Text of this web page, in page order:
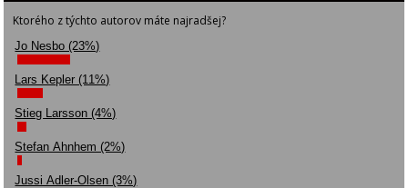
Ktorého z týchto autorov máte najradšej?
Jo Nesbo (23%)
Lars Kepler (11%)
Stieg Larsson (4%)
Stefan Ahnhem (2%)
Jussi Adler-Olsen (3%)